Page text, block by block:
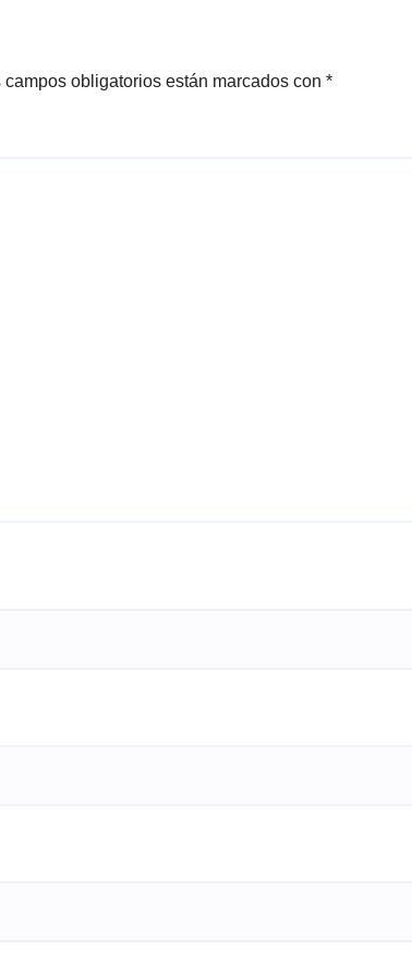
campos obligatorios están marcados con *